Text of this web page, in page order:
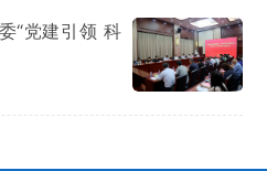
“党建引领 科